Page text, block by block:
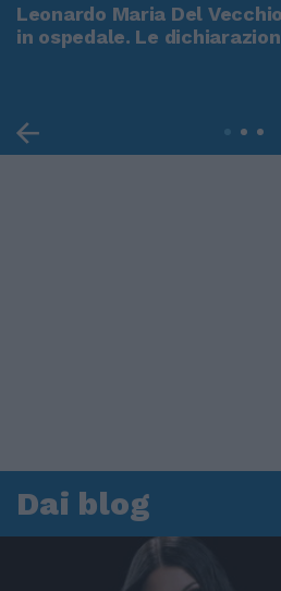
Leonardo Maria Del
in ospedale. Le
Dai blog